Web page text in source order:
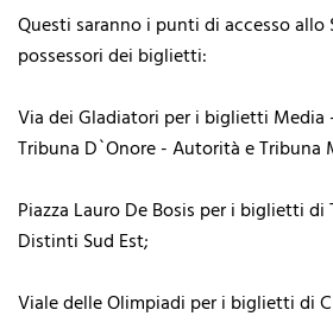
Questi saranno i punti di accesso
possessori dei biglietti:
Via dei Gladiatori per i biglietti Media
Tribuna D`Onore - Autorità e Tribuna
Piazza Lauro De Bosis per i biglietti di
Distinti Sud Est;
Viale delle Olimpiadi per i biglietti di